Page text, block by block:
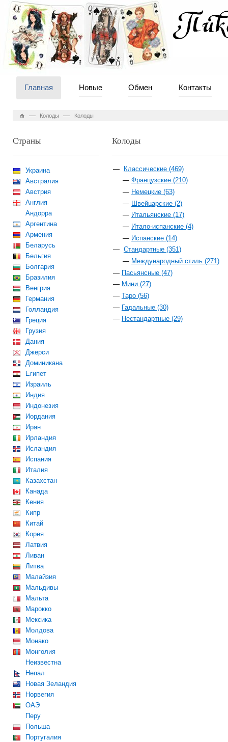
Главная Новые Обмен Контакты
— Колоды — Колоды
Страны
Украина
Австралия
Австрия
Англия
Андорра
Аргентина
Армения
Беларусь
Бельгия
Болгария
Бразилия
Венгрия
Германия
Голландия
Греция
Грузия
Дания
Джерси
Доминикана
Египет
Израиль
Индия
Индонезия
Иордания
Иран
Ирландия
Исландия
Испания
Италия
Казахстан
Канада
Кения
Кипр
Китай
Корея
Латвия
Ливан
Литва
Малайзия
Мальдивы
Мальта
Марокко
Мексика
Молдова
Монако
Монголия
Неизвестна
Непал
Новая Зеландия
Норвегия
ОАЭ
Перу
Польша
Португалия
Колоды
Классические (469)
Французские (210)
Немецкие (63)
Швейцарские (2)
Итальянские (17)
Итало-испанские (4)
Испанские (14)
Стандартные (351)
Международный стиль (271)
Пасьянсные (47)
Мини (27)
Таро (56)
Гадальные (30)
Нестандартные (29)